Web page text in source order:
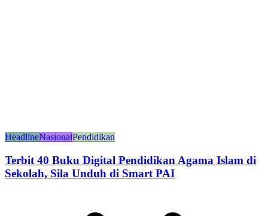
HeadlineNasionalPendidikan
Terbit 40 Buku Digital Pendidikan Agama Islam di
Sekolah, Sila Unduh di Smart PAI